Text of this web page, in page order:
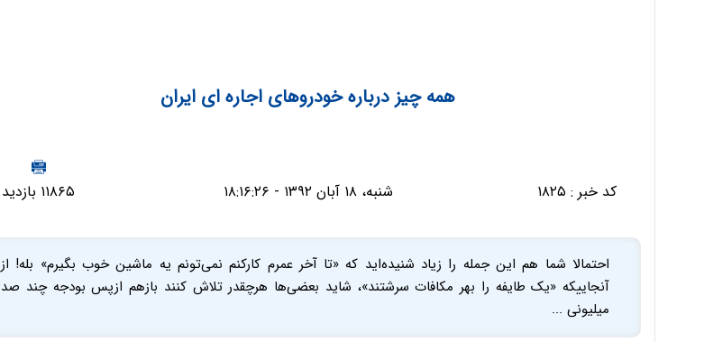
همه چیز درباره خودروهای اجاره ای ایران
کد خبر : ۱۸۲۵ شنبه، ۱۸ آبان ۱۳۹۲ - ۱۸:۱۶:۲۶ ۱۱۸۶۵ بازدید
احتمالا شما هم این جمله را زیاد شنیده‌اید که «تا آخر عمرم کارکنم نمی‌تونم یه ماشین خوب بگیرم» بله! از
آنجاییکه «یک طایفه را بهر مکافات سرشتند»، شاید بعضی‌ها هرچقدر تلاش کنند بازهم ازپس بودجه چند صد
میلیونی ...